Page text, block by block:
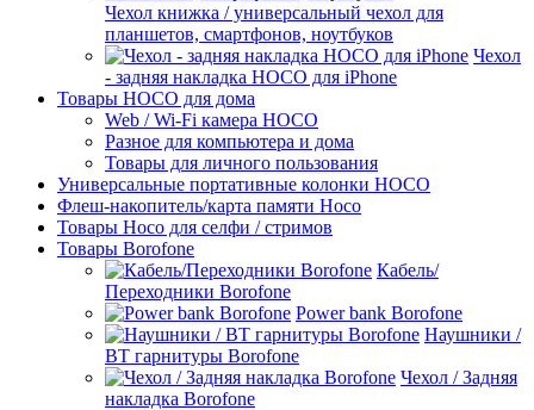
Чехол книжка / универсальный чехол для
планшетов, смартфонов, ноутбуков
Чехол
- задняя накладка HOCO для iPhone
Товары HOCO для дома
Web / Wi-Fi камера HOCO
Разное для компьютера и дома
Товары для личного пользования
Универсальные портативные колонки HOCO
Флеш-накопитель/карта памяти Hoco
Товары Hoco для селфи / стримов
Товары Borofone
Кабель/
Переходники Borofone
Power bank Borofone
Наушники /
BT гарнитуры Borofone
Чехол / Задняя
накладка Borofone